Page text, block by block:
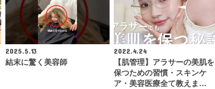
2025.5.13
結末に驚く美容師
2022.4.24
【肌管理】アラサーの美肌を
保つための習慣・スキンケ
ア・美容医療全て教えま…